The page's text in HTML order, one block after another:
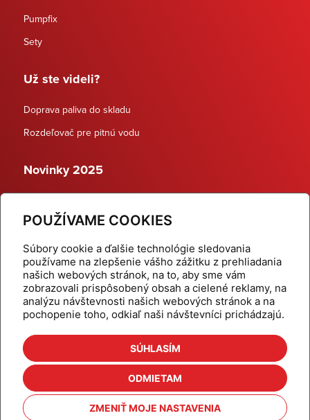
POUŽÍVAME COOKIES
Súbory cookie a ďalšie technológie sledovania
používame na zlepšenie vášho zážitku z prehliadania
našich webových stránok, na to, aby sme vám
zobrazovali prispôsobený obsah a cielené reklamy, na
analýzu návštevnosti našich webových stránok a na
pochopenie toho, odkiaľ naši návštevníci prichádzajú.
SÚHLASÍM
ODMIETAM
ZMENIŤ MOJE NASTAVENIA
Pumpfix
Sety
Už ste videli?
Doprava paliva do skladu
Rozdeľovač pre pitnú vodu
Novinky 2025
Dynamické termostatické ventily
Domov
Produkty
Aktuality
Odber šikovné tipy
Kalkulačky
Cenníky
Na stiahnutie
Referencie
Kontakt